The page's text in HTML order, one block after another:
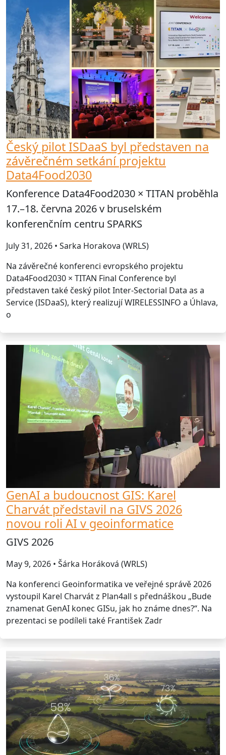
Český pilot ISDaaS byl představen na
závěrečném setkání projektu
Data4Food2030
Konference Data4Food2030 × TITAN proběhla
17.–18. června 2026 v bruselském
konferenčním centru SPARKS
July 31, 2026 • Sarka Horakova (WRLS)
Na závěrečné konferenci evropského projektu
Data4Food2030 × TITAN Final Conference byl
představen také český pilot Inter-Sectorial Data as a
Service (ISDaaS), který realizují WIRELESSINFO a Úhlava,
o
GenAI a budoucnost GIS: Karel
Charvát představil na GIVS 2026
novou roli AI v geoinformatice
GIVS 2026
May 9, 2026 • Šárka Horáková (WRLS)
Na konferenci Geoinformatika ve veřejné správě 2026
vystoupil Karel Charvát z Plan4all s přednáškou „Bude
znamenat GenAI konec GISu, jak ho známe dnes?“. Na
prezentaci se podíleli také František Zadr